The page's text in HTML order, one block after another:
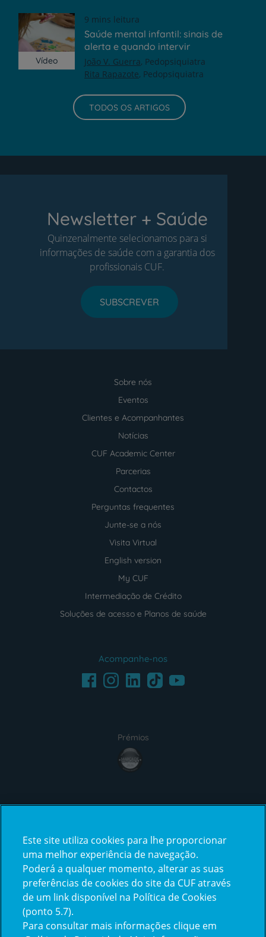
Vídeo
9 mins leitura
Saúde mental infantil: sinais de
alerta e quando intervir
João V. Guerra Pedopsiquiatra
Rita Rapazote Pedopsiquiatra
TODOS OS ARTIGOS
Newsletter + Saúde
Quinzenalmente selecionamos para si
informações de saúde com a garantia dos
profissionais CUF.
SUBSCREVER
Sobre nós
Eventos
Clientes e Acompanhantes
Notícias
CUF Academic Center
Parcerias
Contactos
Perguntas frequentes
Junte-se a nós
Visita Virtual
English version
My CUF
Intermediação de Crédito
Soluções de acesso e Planos de saúde
Acompanhe-nos
FacebookInstagramLinkedInTikTokYoutube
Prémios
award4
certification2certification3
Reclamações
Este site utiliza cookies para lhe proporcionar
uma melhor experiência de navegação.
Poderá a qualquer momento, alterar as suas
preferências de cookies do site da CUF através
de um link disponível na Política de Cookies
(ponto 5.7).
Para consultar mais informações clique em